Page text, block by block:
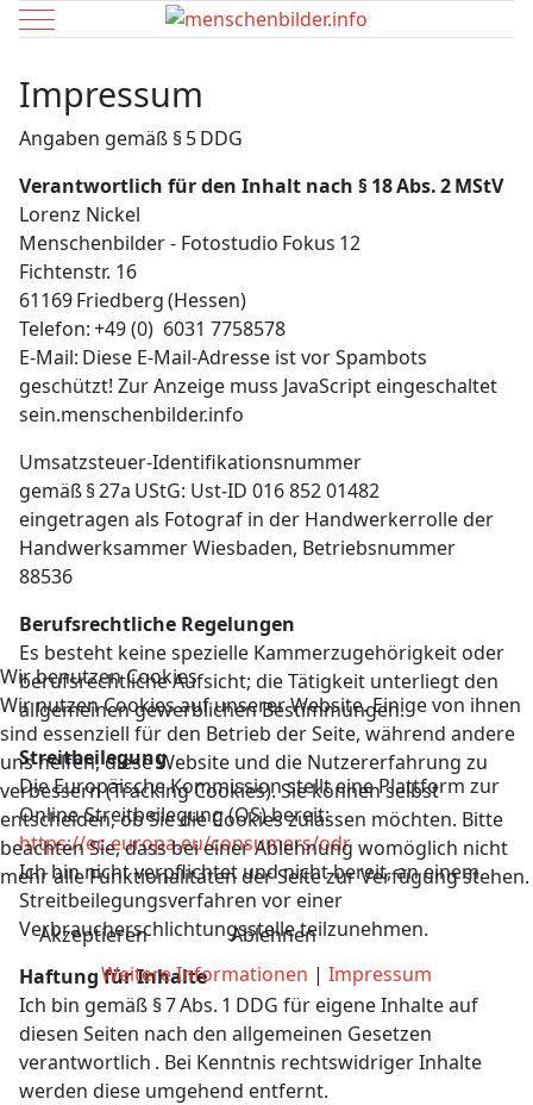
Mobile Menu Toggle
Impressum
Angaben gemäß § 5 DDG
Verantwortlich für den Inhalt nach § 18 Abs. 2 MStV
Lorenz Nickel
Menschenbilder - Fotostudio Fokus 12
Fichtenstr. 16
61169 Friedberg (Hessen)
Telefon: +49 (0) 6031 7758578
E‑Mail: Diese E-Mail-Adresse ist vor Spambots
geschützt! Zur Anzeige muss JavaScript eingeschaltet
sein.menschenbilder.info
Umsatzsteuer-Identifikationsnummer
gemäß § 27a UStG: Ust-ID 016 852 01482
eingetragen als Fotograf in der Handwerkerrolle der
Handwerksammer Wiesbaden, Betriebsnummer
88536
Berufsrechtliche Regelungen
Es besteht keine spezielle Kammerzugehörigkeit oder
berufsrechtliche Aufsicht; die Tätigkeit unterliegt den
allgemeinen gewerblichen Bestimmungen.
Streitbeilegung
Die Europäische Kommission stellt eine Plattform zur
Online-Streitbeilegung (OS) bereit:
https://ec.europa.eu/consumers/odr
Ich bin nicht verpflichtet und nicht bereit, an einem
Streitbeilegungsverfahren vor einer
Verbraucherschlichtungsstelle teilzunehmen.
Haftung für Inhalte
Ich bin gemäß § 7 Abs. 1 DDG für eigene Inhalte auf
diesen Seiten nach den allgemeinen Gesetzen
verantwortlich . Bei Kenntnis rechtswidriger Inhalte
werden diese umgehend entfernt.
Wir benutzen Cookies
Wir nutzen Cookies auf unserer Website. Einige von ihnen
sind essenziell für den Betrieb der Seite, während andere
uns helfen, diese Website und die Nutzererfahrung zu
verbessern (Tracking Cookies). Sie können selbst
entscheiden, ob Sie die Cookies zulassen möchten. Bitte
beachten Sie, dass bei einer Ablehnung womöglich nicht
mehr alle Funktionalitäten der Seite zur Verfügung stehen.
Akzeptieren
Ablehnen
Weitere Informationen | Impressum